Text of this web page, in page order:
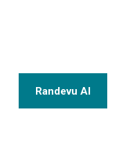
Randevu Al